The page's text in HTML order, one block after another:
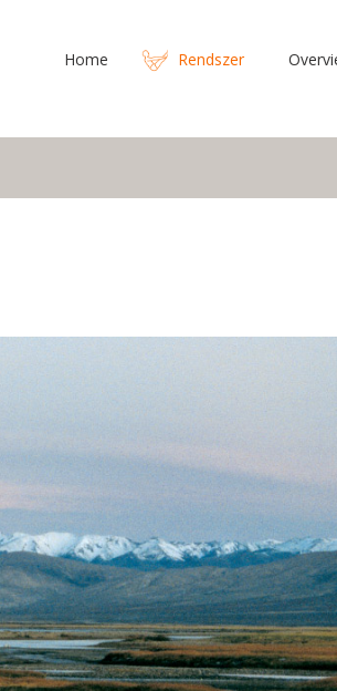
Home Rendszer